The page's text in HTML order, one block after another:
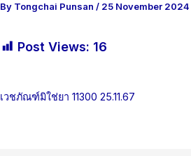
By Tongchai Punsan / 25 November 2024
Post Views: 16
เวชภัณฑ์มิใช่ยา 11300 25.11.67